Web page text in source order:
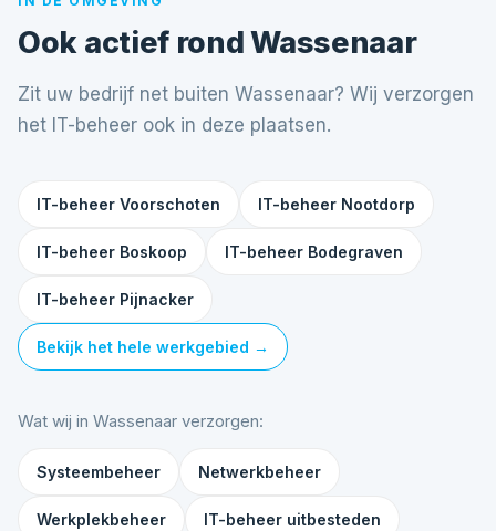
Ook actief rond Wassenaar
Zit uw bedrijf net buiten Wassenaar? Wij verzorgen
het IT-beheer ook in deze plaatsen.
IT-beheer Voorschoten IT-beheer Nootdorp
IT-beheer Boskoop IT-beheer Bodegraven
IT-beheer Pijnacker
Bekijk het hele werkgebied →
Wat wij in Wassenaar verzorgen:
Systeembeheer Netwerkbeheer
Werkplekbeheer IT-beheer uitbesteden